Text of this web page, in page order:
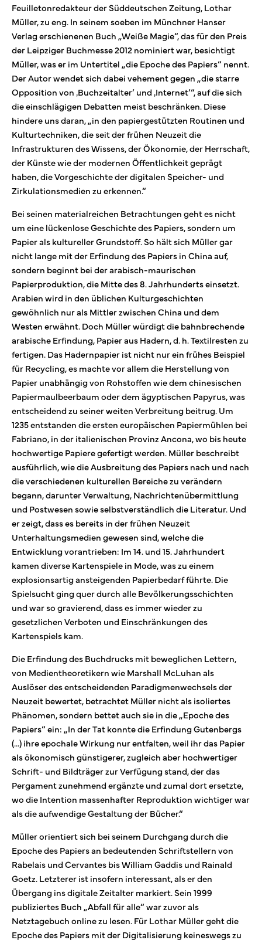
Feuilletonredakteur der Süddeutschen Zeitung, Lothar
Müller, zu eng. In seinem soeben im Münchner Hanser
Verlag erschienenen Buch „Weiße Magie“, das für den Preis
der Leipziger Buchmesse 2012 nominiert war, besichtigt
Müller, was er im Untertitel „die Epoche des Papiers“ nennt.
Der Autor wendet sich dabei vehement gegen „die starre
Opposition von ‚Buchzeitalter’ und ‚Internet’“, auf die sich
die einschlägigen Debatten meist beschränken. Diese
hindere uns daran, „in den papiergestützten Routinen und
Kulturtechniken, die seit der frühen Neuzeit die
Infrastrukturen des Wissens, der Ökonomie, der Herrschaft,
der Künste wie der modernen Öffentlichkeit geprägt
haben, die Vorgeschichte der digitalen Speicher- und
Zirkulationsmedien zu erkennen.“
Bei seinen materialreichen Betrachtungen geht es nicht
um eine lückenlose Geschichte des Papiers, sondern um
Papier als kultureller Grundstoff. So hält sich Müller gar
nicht lange mit der Erfindung des Papiers in China auf,
sondern beginnt bei der arabisch-maurischen
Papierproduktion, die Mitte des 8. Jahrhunderts einsetzt.
Arabien wird in den üblichen Kulturgeschichten
gewöhnlich nur als Mittler zwischen China und dem
Westen erwähnt. Doch Müller würdigt die bahnbrechende
arabische Erfindung, Papier aus Hadern, d. h. Textilresten zu
fertigen. Das Hadernpapier ist nicht nur ein frühes Beispiel
für Recycling, es machte vor allem die Herstellung von
Papier unabhängig von Rohstoffen wie dem chinesischen
Papiermaulbeerbaum oder dem ägyptischen Papyrus, was
entscheidend zu seiner weiten Verbreitung beitrug. Um
1235 entstanden die ersten europäischen Papiermühlen bei
Fabriano, in der italienischen Provinz Ancona, wo bis heute
hochwertige Papiere gefertigt werden. Müller beschreibt
ausführlich, wie die Ausbreitung des Papiers nach und nach
die verschiedenen kulturellen Bereiche zu verändern
begann, darunter Verwaltung, Nachrichtenübermittlung
und Postwesen sowie selbstverständlich die Literatur. Und
er zeigt, dass es bereits in der frühen Neuzeit
Unterhaltungsmedien gewesen sind, welche die
Entwicklung vorantrieben: Im 14. und 15. Jahrhundert
kamen diverse Kartenspiele in Mode, was zu einem
explosionsartig ansteigenden Papierbedarf führte. Die
Spielsucht ging quer durch alle Bevölkerungsschichten
und war so gravierend, dass es immer wieder zu
gesetzlichen Verboten und Einschränkungen des
Kartenspiels kam.
Die Erfindung des Buchdrucks mit beweglichen Lettern,
von Medientheoretikern wie Marshall McLuhan als
Auslöser des entscheidenden Paradigmenwechsels der
Neuzeit bewertet, betrachtet Müller nicht als isoliertes
Phänomen, sondern bettet auch sie in die „Epoche des
Papiers“ ein: „In der Tat konnte die Erfindung Gutenbergs
(…) ihre epochale Wirkung nur entfalten, weil ihr das Papier
als ökonomisch günstigerer, zugleich aber hochwertiger
Schrift- und Bildträger zur Verfügung stand, der das
Pergament zunehmend ergänzte und zumal dort ersetzte,
wo die Intention massenhafter Reproduktion wichtiger war
als die aufwendige Gestaltung der Bücher.“
Müller orientiert sich bei seinem Durchgang durch die
Epoche des Papiers an bedeutenden Schriftstellern von
Rabelais und Cervantes bis William Gaddis und Rainald
Goetz. Letzterer ist insofern interessant, als er den
Übergang ins digitale Zeitalter markiert. Sein 1999
publiziertes Buch „Abfall für alle“ war zuvor als
Netztagebuch online zu lesen. Für Lothar Müller geht die
Epoche des Papiers mit der Digitalisierung keineswegs zu